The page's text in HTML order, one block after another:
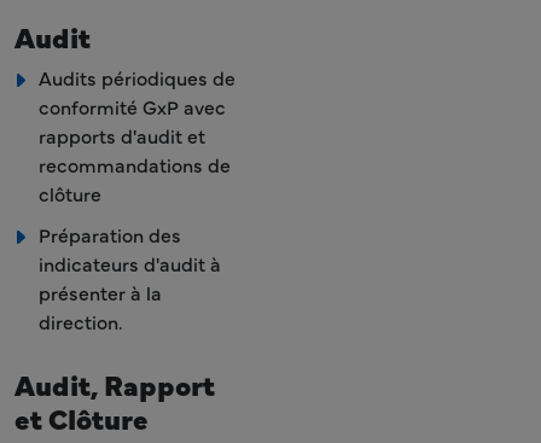
Audit
Audits périodiques de
conformité GxP avec
rapports d'audit et
recommandations de
clôture
Préparation des
indicateurs d'audit à
présenter à la
direction.
Audit, Rapport
et Clôture